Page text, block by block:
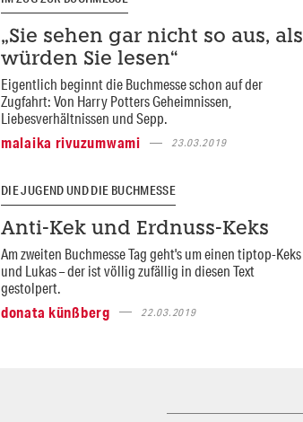
„Sie sehen gar nicht so aus, als
würden Sie lesen“
Eigentlich beginnt die Buchmesse schon auf der
Zugfahrt: Von Harry Potters Geheimnissen,
Liebesverhältnissen und Sepp.
malaika rivuzumwami
23.03.2019
DIE JUGEND UND DIE BUCHMESSE
Anti-Kek und Erdnuss-Keks
Am zweiten Buchmesse Tag geht's um einen tiptop-Keks
und Lukas – der ist völlig zufällig in diesen Text
gestolpert.
donata künßberg
22.03.2019